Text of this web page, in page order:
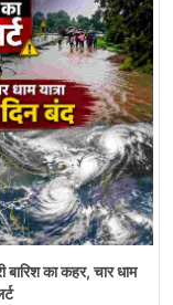
का कहर, चार धाम